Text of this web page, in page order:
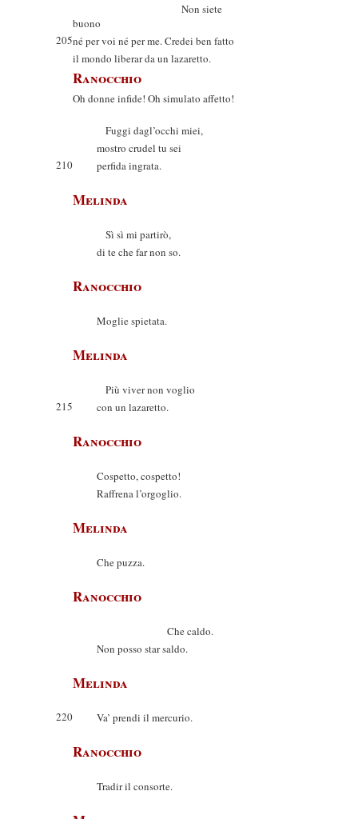
Non siete
buono
205né per voi né per me. Credei ben fatto
il mondo liberar da un lazaretto.
Ranocchio
Oh donne infide! Oh simulato affetto!
Fuggi dagl’occhi miei,
mostro crudel tu sei
210
perfida ingrata.
Melinda
Sì sì mi partirò,
di te che far non so.
Ranocchio
Moglie spietata.
Melinda
Più viver non voglio
215
con un lazaretto.
Ranocchio
Cospetto, cospetto!
Raffrena l’orgoglio.
Melinda
Che puzza.
Ranocchio
Che caldo.
Non posso star saldo.
Melinda
220 Va’ prendi il mercurio.
Ranocchio
Tradir il consorte.